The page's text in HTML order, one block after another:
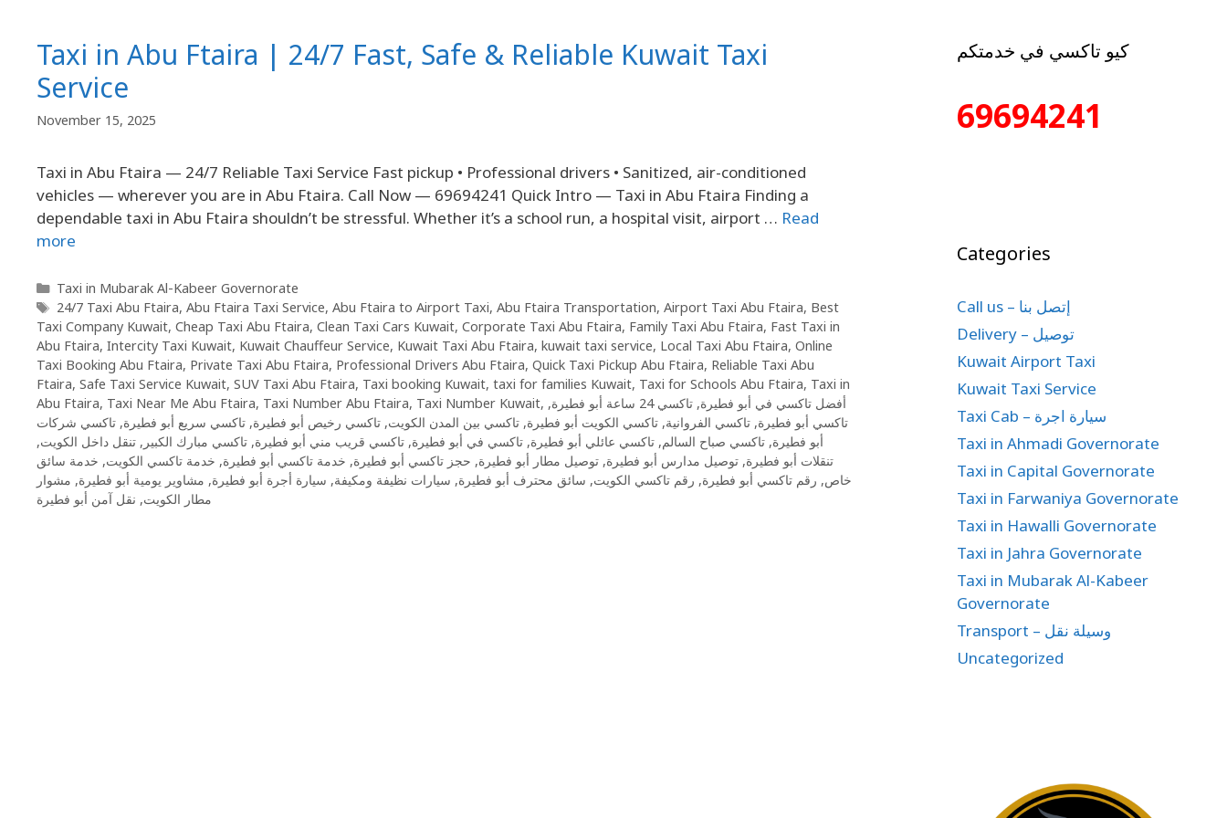
Taxi in Abu Ftaira | 24/7 Fast, Safe & Reliable Kuwait Taxi
Service
November 15, 2025
Taxi in Abu Ftaira — 24/7 Reliable Taxi Service Fast pickup • Professional drivers • Sanitized, air-conditioned
vehicles — wherever you are in Abu Ftaira. Call Now — 69694241 Quick Intro — Taxi in Abu Ftaira Finding a
dependable taxi in Abu Ftaira shouldn’t be stressful. Whether it’s a school run, a hospital visit, airport … Read
more
Taxi in Mubarak Al-Kabeer Governorate
24/7 Taxi Abu Ftaira, Abu Ftaira Taxi Service, Abu Ftaira to Airport Taxi, Abu Ftaira Transportation, Airport Taxi Abu Ftaira, Best
Taxi Company Kuwait, Cheap Taxi Abu Ftaira, Clean Taxi Cars Kuwait, Corporate Taxi Abu Ftaira, Family Taxi Abu Ftaira, Fast Taxi in
Abu Ftaira, Intercity Taxi Kuwait, Kuwait Chauffeur Service, Kuwait Taxi Abu Ftaira, kuwait taxi service, Local Taxi Abu Ftaira, Online
Taxi Booking Abu Ftaira, Private Taxi Abu Ftaira, Professional Drivers Abu Ftaira, Quick Taxi Pickup Abu Ftaira, Reliable Taxi Abu
Ftaira, Safe Taxi Service Kuwait, SUV Taxi Abu Ftaira, Taxi booking Kuwait, taxi for families Kuwait, Taxi for Schools Abu Ftaira, Taxi in
Abu Ftaira, Taxi Near Me Abu Ftaira, Taxi Number Abu Ftaira, Taxi Number Kuwait, أفضل تاكسي في أبو فطيرة, تاكسي 24 ساعة أبو فطيرة
,
تاكسي أبو فطيرة, تاكسي الفروانية, تاكسي الكويت أبو فطيرة, تاكسي بين المدن الكويت, تاكسي رخيص أبو فطيرة, تاكسي سريع أبو فطيرة, تاكسي شركات
أبو فطيرة, تاكسي صباح السالم, تاكسي عائلي أبو فطيرة, تاكسي في أبو فطيرة, تاكسي قريب مني أبو فطيرة, تاكسي مبارك الكبير , تنقل داخل الكويت,
تنقلات أبو فطيرة, توصيل مدارس أبو فطيرة, توصيل مطار أبو فطيرة, حجز تاكسي أبو فطيرة, خدمة تاكسي أبو فطيرة, خدمة تاكسي الكويت, خدمة سائق
خاص, رقم تاكسي أبو فطيرة, رقم تاكسي الكويت, سائق محترف أبو فطيرة, سيارات نظيفة ومكيفة, سيارة أجرة أبو فطيرة, مشاوير يومية أبو فطيرة, مشوار
مطار الكويت, نقل آمن أبو فطيرة
كيو تاكسي في خدمتكم
69694241
Categories
Call us – إتصل بنا
Delivery – توصيل
Kuwait Airport Taxi
Kuwait Taxi Service
Taxi Cab – سيارة اجرة
Taxi in Ahmadi Governorate
Taxi in Capital Governorate
Taxi in Farwaniya Governorate
Taxi in Hawalli Governorate
Taxi in Jahra Governorate
Taxi in Mubarak Al-Kabeer
Governorate
Transport – وسيلة نقل
Uncategorized